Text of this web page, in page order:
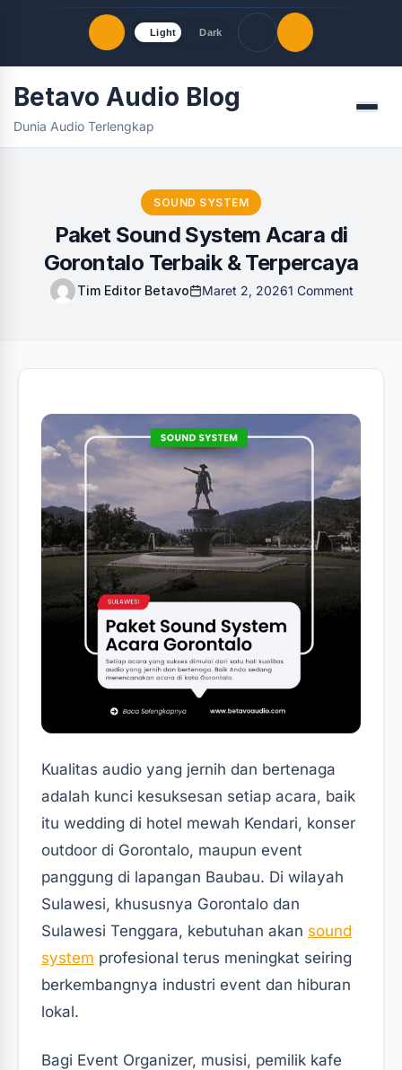
Light Dark
Quick Links
LATEST UPDATES
Betavo Audio Blog
Dunia Audio Terlengkap
Menu
SOUND SYSTEM
Paket Sound System Acara di
Gorontalo Terbaik & Terpercaya
Tim Editor Betavo Maret 2, 20261 Comment
Kualitas audio yang jernih dan bertenaga
adalah kunci kesuksesan setiap acara, baik
itu wedding di hotel mewah Kendari, konser
outdoor di Gorontalo, maupun event
panggung di lapangan Baubau. Di wilayah
Sulawesi, khususnya Gorontalo dan
Sulawesi Tenggara, kebutuhan akan sound
system profesional terus meningkat seiring
berkembangnya industri event dan hiburan
lokal.
Bagi Event Organizer, musisi, pemilik kafe